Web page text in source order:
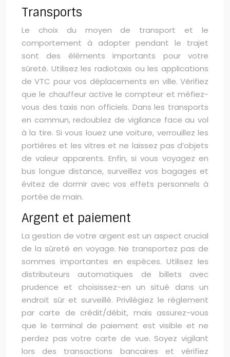
Transports
Le choix du moyen de transport et le
comportement à adopter pendant le trajet
sont des éléments importants pour votre
sûreté. Utilisez les radiotaxis ou les applications
de VTC pour vos déplacements en ville. Vérifiez
que le chauffeur active le compteur et méfiez-
vous des taxis non officiels. Dans les transports
en commun, redoublez de vigilance face au vol
à la tire. Si vous louez une voiture, verrouillez les
portières et les vitres et ne laissez pas d’objets
de valeur apparents. Enfin, si vous voyagez en
bus longue distance, surveillez vos bagages et
évitez de dormir avec vos effets personnels à
portée de main.
Argent et paiement
La gestion de votre argent est un aspect crucial
de la sûreté en voyage. Ne transportez pas de
sommes importantes en espèces. Utilisez les
distributeurs automatiques de billets avec
prudence et choisissez-en un situé dans un
endroit sûr et surveillé. Privilégiez le règlement
par carte de crédit/débit, mais assurez-vous
que le terminal de paiement est visible et ne
perdez pas votre carte de vue. Soyez vigilant
lors des transactions bancaires et vérifiez